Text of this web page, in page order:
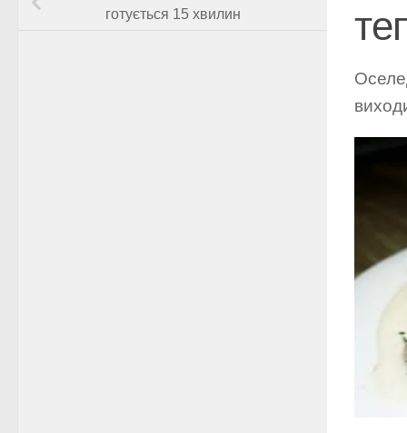
готується 15 хвилин